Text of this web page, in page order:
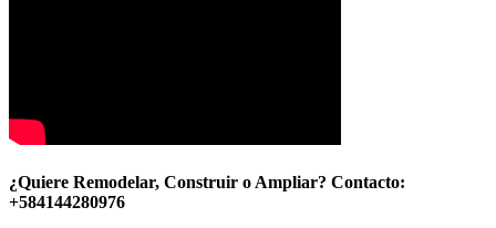
¿Quiere Remodelar, Construir o Ampliar? Contacto:
+584144280976